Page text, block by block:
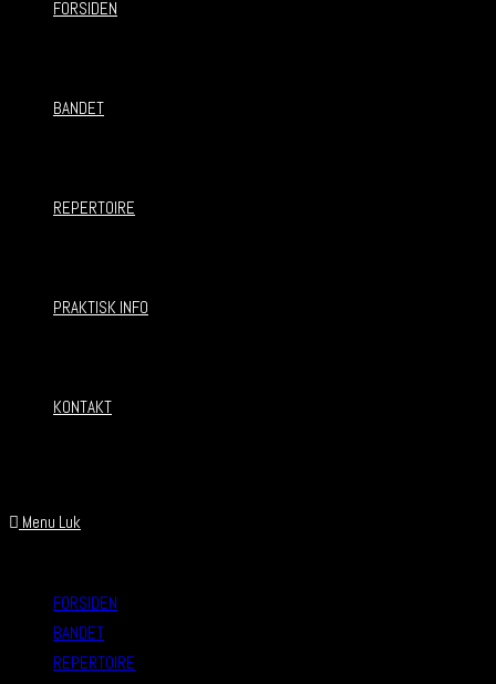
FORSIDEN
BANDET
REPERTOIRE
PRAKTISK INFO
KONTAKT
Menu Luk
FORSIDEN
BANDET
REPERTOIRE